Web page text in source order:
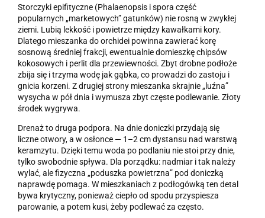
Storczyki epifityczne (Phalaenopsis i spora część
popularnych „marketowych” gatunków) nie rosną w zwykłej
ziemi. Lubią lekkość i powietrze między kawałkami kory.
Dlatego mieszanka do orchidei powinna zawierać korę
sosnową średniej frakcji, ewentualnie domieszkę chipsów
kokosowych i perlit dla przewiewności. Zbyt drobne podłoże
zbija się i trzyma wodę jak gąbka, co prowadzi do zastoju i
gnicia korzeni. Z drugiej strony mieszanka skrajnie „luźna”
wysycha w pół dnia i wymusza zbyt częste podlewanie. Złoty
środek wygrywa.
Drenaż to druga podpora. Na dnie doniczki przydają się
liczne otwory, a w osłonce — 1–2 cm dystansu nad warstwą
keramzytu. Dzięki temu woda po podlaniu nie stoi przy dnie,
tylko swobodnie spływa. Dla porządku: nadmiar i tak należy
wylać, ale fizyczna „poduszka powietrzna” pod doniczką
naprawdę pomaga. W mieszkaniach z podłogówką ten detal
bywa krytyczny, ponieważ ciepło od spodu przyspiesza
parowanie, a potem kusi, żeby podlewać za często.